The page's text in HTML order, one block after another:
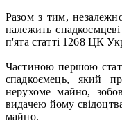
Разом з тим,
належить
п'ята статті 1268 ЦК
Частиною першою
спадкоємець, який
нерухоме майно,
видачею йому
майно.